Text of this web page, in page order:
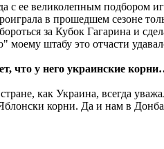
с ее великолепным подбором
в прошедшем сезоне
за Кубок Гагарина и
штабу это отчасти
что у него украинские
как Украина, всегда
корни. Да и нам в